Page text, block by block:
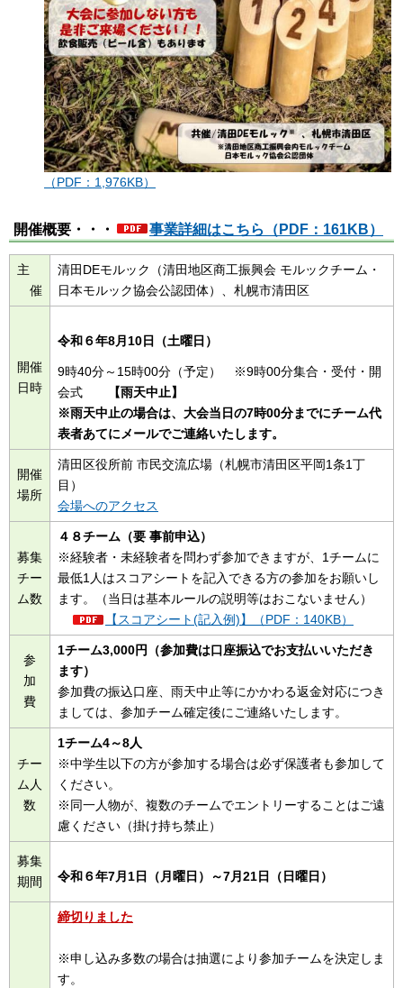
（PDF：1,976KB）
開催概要・・・ 事業詳細はこちら（PDF：161KB）
主
催
清田DEモルック（清田地区商工振興会 モルックチーム・
日本モルック協会公認団体）、札幌市清田区
開催
日時
令和６年8月10日（土曜日）
9時40分～15時00分（予定） ※9時00分集合・受付・開
会式
【雨天中止】
※雨天中止の場合は、大会当日の7時00分までにチーム代
表者あてにメールでご連絡いたします。
開催
場所
清田区役所前 市民交流広場（札幌市清田区平岡1条1丁
目）
会場へのアクセス
募集
チー
ム数
４８チーム（要 事前申込）
※経験者・未経験者を問わず参加できますが、1チームに
最低1人はスコアシートを記入できる方の参加をお願いし
ます。（当日は基本ルールの説明等はおこないません）
【スコアシート(記入例)】（PDF：140KB）
参
加
費
1チーム3,000円（参加費は口座振込でお支払いいただき
ます）
参加費の振込口座、雨天中止等にかかわる返金対応につき
ましては、参加チーム確定後にご連絡いたします。
チー
ム人
数
1チーム4～8人
※中学生以下の方が参加する場合は必ず保護者も参加して
ください。
※同一人物が、複数のチームでエントリーすることはご遠
慮ください（掛け持ち禁止）
募集
期間
令和６年7月1日（月曜日）～7月21日（日曜日）
締切りました
※申し込み多数の場合は抽選により参加チームを決定しま
す。